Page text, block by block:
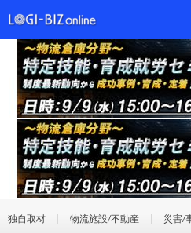
独自取材 物流施設/不動産 災害/